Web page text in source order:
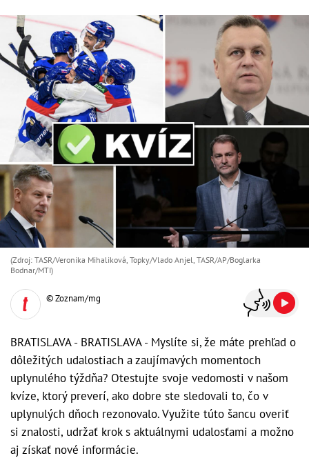
(Zdroj: TASR/Veronika Mihaliková, Topky/Vlado Anjel, TASR/AP/Boglarka
Bodnar/MTI)
© Zoznam/mg
BRATISLAVA - BRATISLAVA - Myslíte si, že máte prehľad o
dôležitých udalostiach a zaujímavých momentoch
uplynulého týždňa? Otestujte svoje vedomosti v našom
kvíze, ktorý preverí, ako dobre ste sledovali to, čo v
uplynulých dňoch rezonovalo. Využite túto šancu overiť
si znalosti, udržať krok s aktuálnymi udalosťami a možno
aj získať nové informácie.